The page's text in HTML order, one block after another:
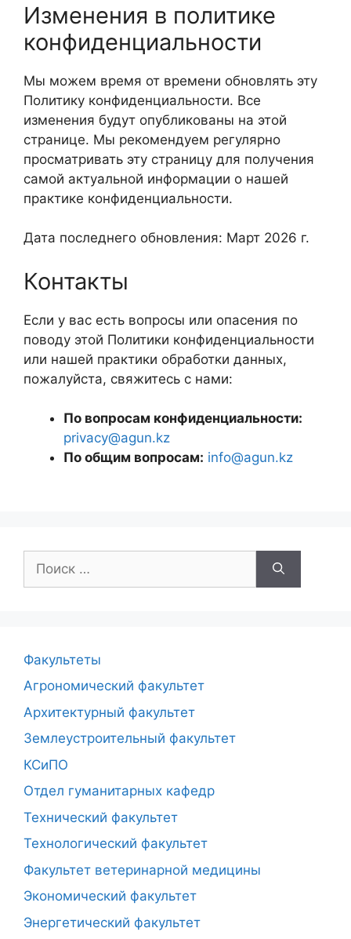
Изменения в политике
конфиденциальности
Мы можем время от времени обновлять эту
Политику конфиденциальности. Все
изменения будут опубликованы на этой
странице. Мы рекомендуем регулярно
просматривать эту страницу для получения
самой актуальной информации о нашей
практике конфиденциальности.
Дата последнего обновления: Март 2026 г.
Контакты
Если у вас есть вопросы или опасения по
поводу этой Политики конфиденциальности
или нашей практики обработки данных,
пожалуйста, свяжитесь с нами:
По вопросам конфиденциальности:
privacy@agun.kz
По общим вопросам: info@agun.kz
Факультеты
Агрономический факультет
Архитектурный факультет
Землеустроительный факультет
КСиПО
Отдел гуманитарных кафедр
Технический факультет
Технологический факультет
Факультет ветеринарной медицины
Экономический факультет
Энергетический факультет